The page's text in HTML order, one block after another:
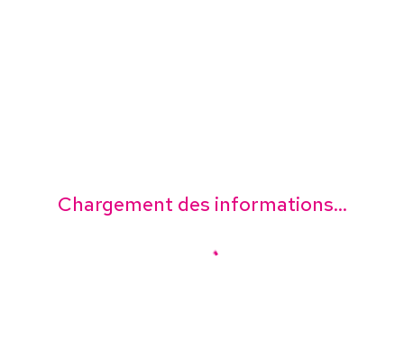
Chargement des informations...